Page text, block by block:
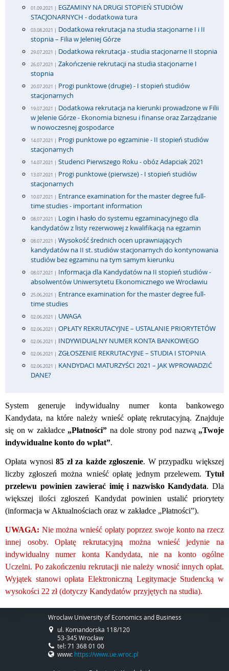
01.09.2021 | EGZAMINY NA DRUGI STOPIEŃ STUDIÓW
STACJONARNYCH - dodatkowa tura
03.08.2021 | Dodatkowa rekrutacja na studia stacjonarne I i II
stopnia – Filia w Jeleniej Górze
29.07.2021 | Dodatkowa rekrutacja - studia stacjonarne II stopnia
26.07.2021 | Zakończenie rekrutacji na studia stacjonarne I
stopnia
20.07.2021 | Progi punktowe (drugie) - I stopień studiów
stacjonarnych
19.07.2021 | Dodatkowa rekrutacja na kierunki prowadzone w Filii
w Jelenie Górze - Ekonomia biznesu i finanse oraz Zarządzanie
w nowoczesnej gospodarce
14.07.2021 | Progi punktowe po egzaminie - II stopień studiów
stacjonarnych
14.07.2021 | Studenci Pierwszego Roku - obóz Adapciak 2021
13.07.2021 | Progi punktowe (pierwsze) - I stopień studiów
stacjonarnych
10.07.2021 | Entrance examination for the master degree full-
time studies - important information
08.07.2021 | Login i hasło do systemu egzaminacyjnego dla
kandydatów z listy rezerwowej z kwalifikacją na egzamin
08.07.2021 | Wysokość średnich ocen uprawniających
kandydatów na II st. studiów stacjonarnych do kontynowania
studiów bez egzaminu na tym samym kierunku
08.07.2021 | Informacja dla Kandydatów na II stopień studiów -
absolwentów Uniwersytetu Ekonomicznego we Wrocławiu
25.06.2021 | Entrance examination for the master degree full-
time studies
02.06.2021 | UWAGA
02.06.2021 | OPŁATY REKRUTACYJNE – USTALANIE PRIORYTETÓW
02.06.2021 | INDYWIDUALNY NUMER KONTA BANKOWEGO
02.06.2021 | ZGŁOSZENIE REKRUTACYJNE – STUDIA I STOPNIA
02.06.2021 | KANDYDACI MATURZYŚCI 2021 – JAK WPROWADZIĆ
DANE?
System generuje indywidualny numer konta bankowego
Kandydata, na które należy wnieść opłatę rekrutacyjną. Znajduje
się on w zakładce „Płatności” na dole strony pod nazwą „Twoje
indywidualne konto do wpłat”.
Opłata wynosi85 zł za każde zgłoszenie. W przypadku większej
liczby zgłoszeń można wnieść opłatę jednym przelewem. Tytuł
przelewu powinien zawierać imię i nazwisko Kandydata. Dla
większej ilości zgłoszeń Kandydat powinien ustalić priorytety
(informacja w Aktualnościach oraz w zakładce „Płatności”).
UWAGA: Nie można wnieść opłaty poprzez swoje konto na rzecz
innej osoby. Opłatę rekrutacyjną można wnieść jedynie na
indywidualny numer konta Kandydata, nie na konto ogólne
Uczelni. Po zakończeniu rekrutacji nie należy wnosić innych opłat.
Wyjątek stanowi opłata Elektroniczną Legitymacje Studencką w
wysokości 22 zł (dotyczy Kandydatów przyjętych na studia).
Wroclaw University of Economics and Business
ul. Komandorska 118/120
53-345 Wrocław
tel: 71 368 01 00
www: https://www.ue.wroc.pl